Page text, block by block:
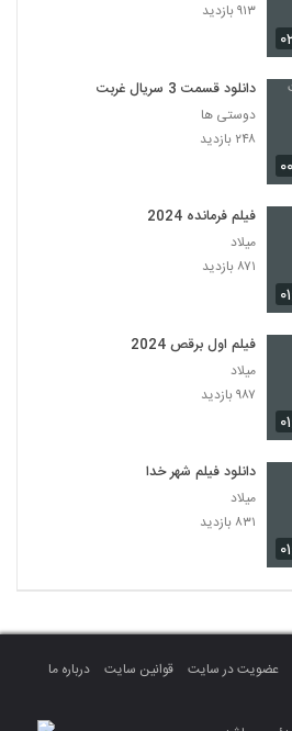
۹۱۳ بازدید
دانلود قسمت 3 سریال غربت
دوستی ها
۲۴۸ بازدید
فیلم فرمانده 2024
میلاد
۸۷۱ بازدید
فیلم اول برقص 2024
میلاد
۹۸۷ بازدید
دانلود فیلم شهر خدا
میلاد
۸۳۱ بازدید
عضویت در سایت قوانین سایت
درباره ما